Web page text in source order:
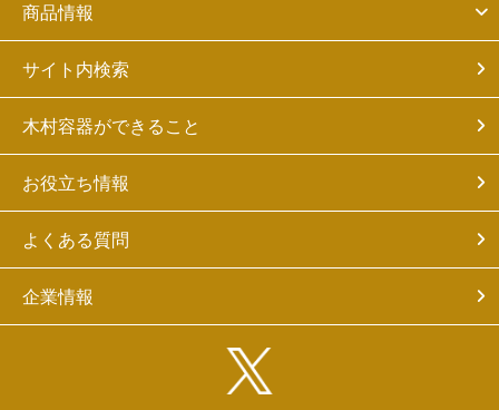
商品情報
サイト内検索
木村容器ができること
お役立ち情報
よくある質問
企業情報